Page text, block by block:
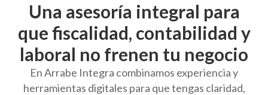
Una asesoría integral para
que fiscalidad, contabilidad y
laboral no frenen tu negocio
En Arrabe Integra combinamos experiencia y
herramientas digitales para que tengas claridad,